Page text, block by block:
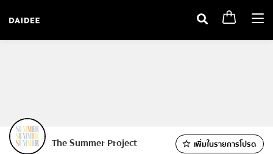
The Summer Project เพิ่มในรายการโปรด